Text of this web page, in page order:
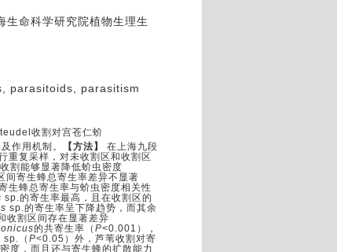
命科学研究院植物生理生
parasitoids, parasitism
收割对宫苍仁蚧
作用机制。 【方法】 在上海九段
重复采样，对未收割区和收割区
割能够显著降低蚧虫密度
间寄生蜂总寄生率差异不显著
生蜂总寄生率与蚧虫密度相关性
sp.的寄生率最高，且在收割区的
sp.的寄生率呈下降趋势，而其余
收割区间存在显著差异
的共寄生率（ P<0.001 ），
sp. （ P<0.05 ）外，芦苇收割对寄
度，而且还与寄生蜂的扩散能力